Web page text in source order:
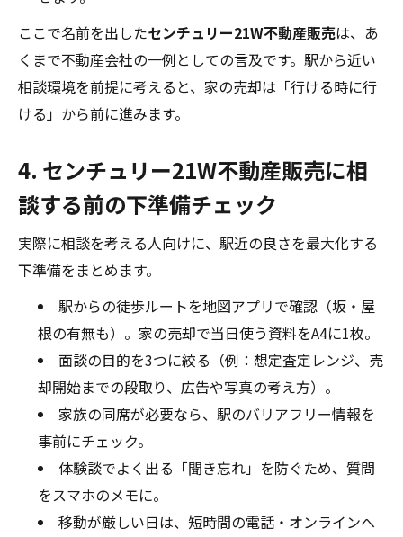
ここで名前を出したセンチュリー21W不動産販売は、あ
くまで不動産会社の一例としての言及です。駅から近い
相談環境を前提に考えると、家の売却は「行ける時に行
ける」から前に進みます。
4. センチュリー21W不動産販売に相
談する前の下準備チェック
実際に相談を考える人向けに、駅近の良さを最大化する
下準備をまとめます。
駅からの徒歩ルートを地図アプリで確認（坂・屋
根の有無も）。家の売却で当日使う資料をA4に1枚。
面談の目的を3つに絞る（例：想定査定レンジ、売
却開始までの段取り、広告や写真の考え方）。
家族の同席が必要なら、駅のバリアフリー情報を
事前にチェック。
体験談でよく出る「聞き忘れ」を防ぐため、質問
をスマホのメモに。
移動が厳しい日は、短時間の電話・オンラインへ